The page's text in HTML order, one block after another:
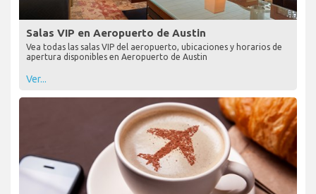
Salas VIP en Aeropuerto de Austin
Vea todas las salas VIP del aeropuerto, ubicaciones y horarios de
apertura disponibles en Aeropuerto de Austin
Ver...